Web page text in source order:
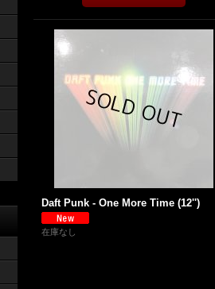
Daft Punk - One More Time (12'')
在庫なし